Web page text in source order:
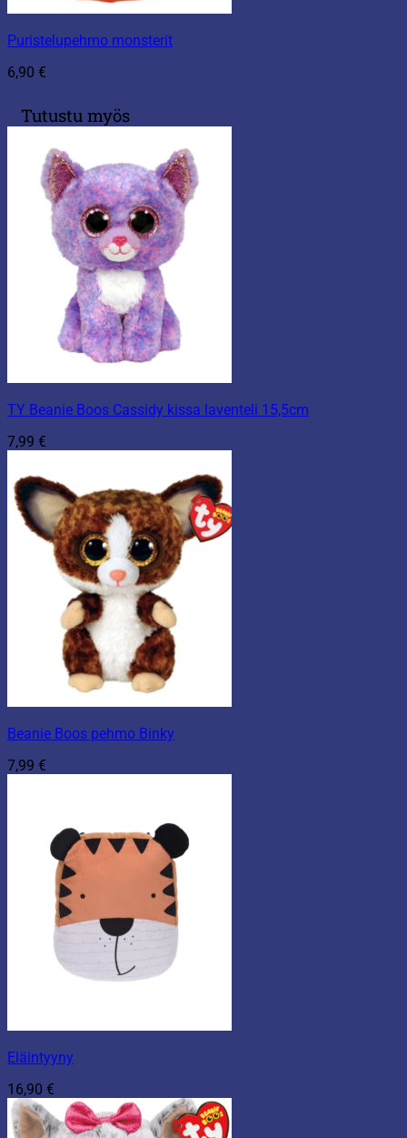
Puristelupehmo monsterit
6,90 €
Tutustu myös
TY Beanie Boos Cassidy kissa laventeli 15,5cm
7,99 €
Beanie Boos pehmo Binky
7,99 €
Eläintyyny
16,90 €